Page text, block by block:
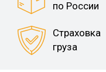
по России
Страховка
груза